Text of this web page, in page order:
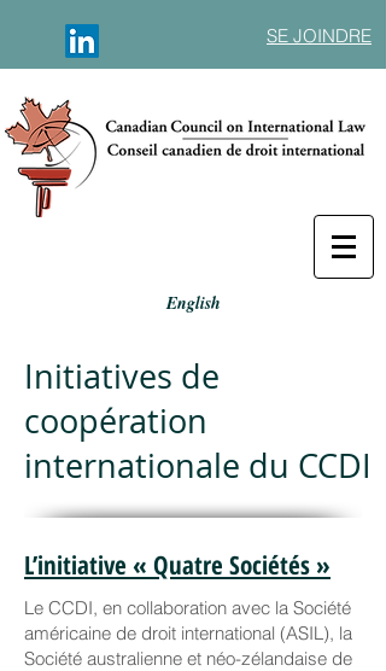
SE JOINDRE
English
Initiatives de
coopération
internationale du CCDI
L’initiative « Quatre Sociétés »
Le CCDI, en collaboration avec la Société
américaine de droit international (ASIL), la
Société australienne et néo-zélandaise de